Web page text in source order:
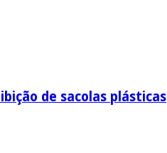
de sacolas plásticas